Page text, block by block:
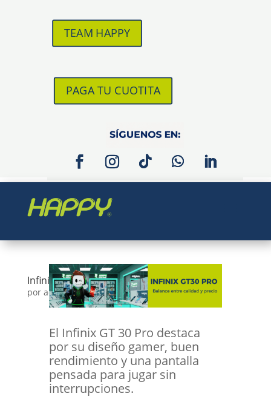
TEAM HAPPY
PAGA TU CUOTITA
Infinix GT30 PRO GATILLOS
por admin|Dic 16, 2025|Happy Tips
El Infinix GT 30 Pro destaca
por su diseño gamer, buen
rendimiento y una pantalla
pensada para jugar sin
interrupciones.